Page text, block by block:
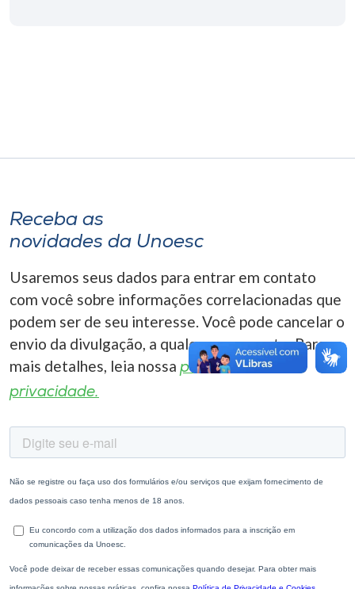
A-
Receba as
novidades da Unoesc
Usaremos seus dados para entrar em contato
com você sobre informações correlacionadas que
podem ser de seu interesse. Você pode cancelar o
envio da divulgação, a qualquer momento. Para
mais detalhes, leia nossa política de
privacidade.